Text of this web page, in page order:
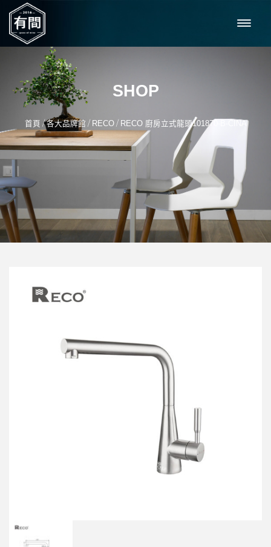
SHOP
首頁 /各大品牌館 / RECO/ RECO 廚房立式龍頭101870-B-CINA